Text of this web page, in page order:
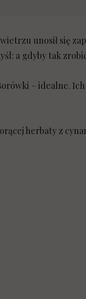
unosił się
a gdyby tak
– idealne.
herbaty z